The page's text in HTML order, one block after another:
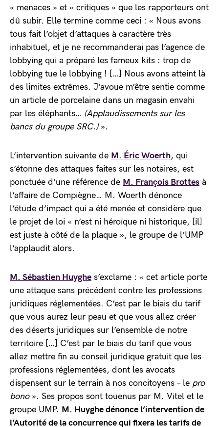
« menaces » et « critiques » que les rapporteurs ont
dû subir. Elle termine comme ceci : « Nous avons
tous fait l’objet d’attaques à caractère très
inhabituel, et je ne recommanderai pas l’agence de
lobbying qui a préparé les fameux kits : trop de
lobbying tue le lobbying ! […] Nous avons atteint là
des limites extrêmes. J’avoue m’être sentie comme
un article de porcelaine dans un magasin envahi
par les éléphants… (Applaudissements sur les
bancs du groupe SRC.)».
L’intervention suivante de M. Éric Woerth, qui
s’étonne des attaques faites sur les notaires, est
ponctuée d’une référence de M. François Brottes à
l’affaire de Compiègne… M. Woerth dénonce
l’étude d’impact qui a été menée et considère que
le projet de loi « n’est ni héroïque ni historique, [il]
est juste à côté de la plaque », le groupe de l’UMP
l’applaudit alors.
M. Sébastien Huyghe s’exclame : « cet article porte
une attaque sans précédent contre les professions
juridiques réglementées. C’est par le biais du tarif
que vous aurez leur peau et que vous allez créer
des déserts juridiques sur l’ensemble de notre
territoire […] C’est par le biais du tarif que vous
allez mettre fin au conseil juridique gratuit que les
professions réglementées, dont les avocats
dispensent sur le terrain à nos concitoyens – le pro
bono». Ses propos sont touenus par M. Vitel et le
groupe UMP. M. Huyghe dénonce l’intervention de
l’Autorité de la concurrence qui fixera les tarifs de